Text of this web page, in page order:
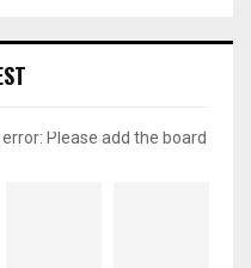
Please add the board